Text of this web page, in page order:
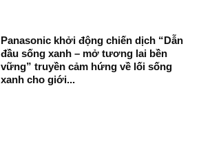
Panasonic khởi động chiến dịch “Dẫn
đầu sống xanh – mở tương lai bền
vững” truyền cảm hứng về lối sống
xanh cho giới...